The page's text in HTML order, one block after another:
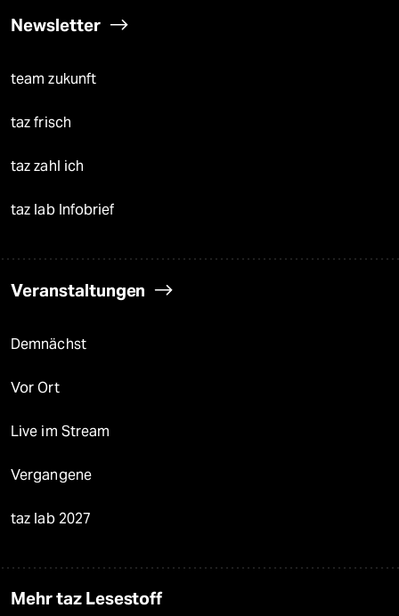
Newsletter
team zukunft
taz frisch
taz zahl ich
taz lab Infobrief
Veranstaltungen
Demnächst
Vor Ort
Live im Stream
Vergangene
taz lab 2027
Mehr taz Lesestoff